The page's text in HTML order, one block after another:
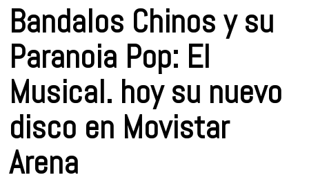
Bandalos Chinos y su
Paranoia Pop: El
Musical. hoy su nuevo
disco en Movistar
Arena